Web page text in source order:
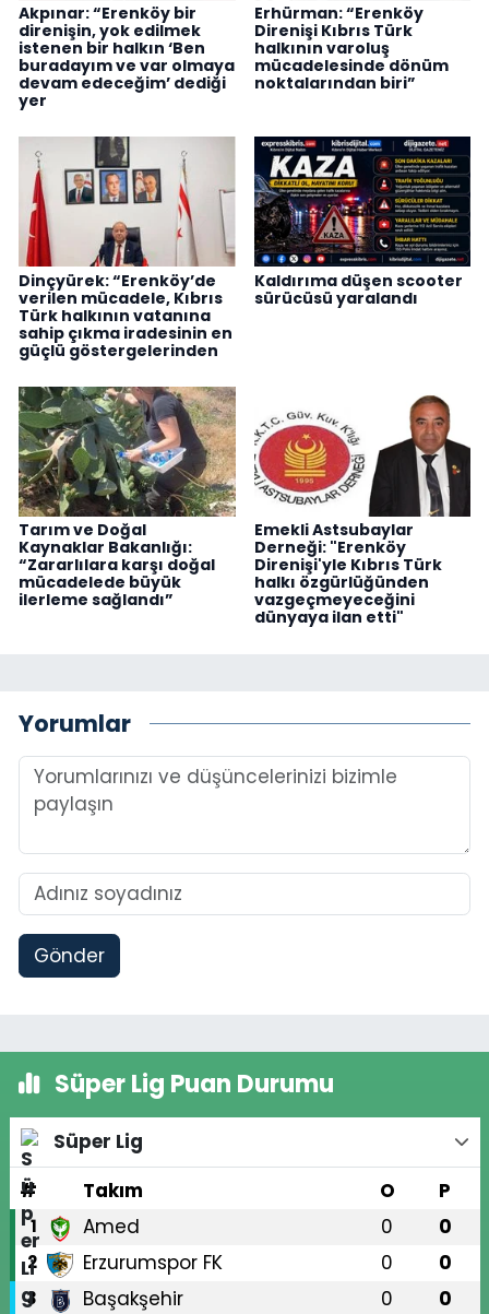
Akpınar: “Erenköy bir
direnişin, yok edilmek
istenen bir halkın ‘Ben
buradayım ve var olmaya
devam edeceğim’ dediği
yer
Erhürman: “Erenköy
Direnişi Kıbrıs Türk
halkının varoluş
mücadelesinde dönüm
noktalarından biri”
Dinçyürek: “Erenköy’de
verilen mücadele, Kıbrıs
Türk halkının vatanına
sahip çıkma iradesinin en
güçlü göstergelerinden
Kaldırıma düşen scooter
sürücüsü yaralandı
Tarım ve Doğal
Kaynaklar Bakanlığı:
“Zararlılara karşı doğal
mücadelede büyük
ilerleme sağlandı”
Emekli Astsubaylar
Derneği: "Erenköy
Direnişi'yle Kıbrıs Türk
halkı özgürlüğünden
vazgeçmeyeceğini
dünyaya ilan etti"
Yorumlar
Gönder
Süper Lig Puan Durumu
Süper Lig
#
Takım O P
1 Amed 0 0
2 Erzurumspor FK 0 0
3 Başakşehir 0 0